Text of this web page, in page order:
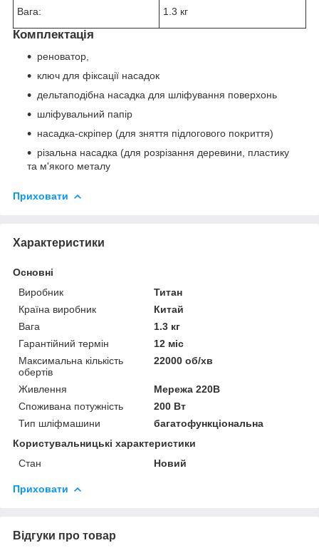
Вага: 1.3 кг
Комплектація
реноватор,
ключ для фіксації насадок
дельтаподібна насадка для шліфування поверхонь
шліфувальний папір
насадка-скріпер (для зняття підлогового покриття)
різальна насадка (для розрізання деревини, пластику
та м'якого металу
Приховати
Характеристики
Основні
Виробник
Титан
Країна виробник
Китай
Вага
1.3 кг
Гарантійний термін
12 міс
Максимальна кількість
обертів
22000 об/хв
Живлення
Мережа 220В
Споживана потужність
200 Вт
Тип шліфмашини
багатофункціональна
Користувальницькі характеристики
Стан
Новий
Приховати
Відгуки про товар